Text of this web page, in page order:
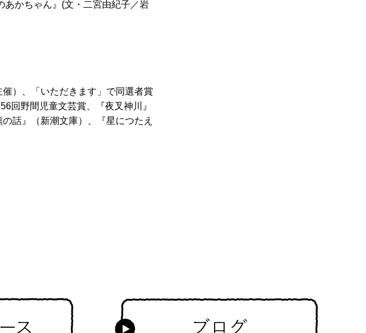
あかちゃん』(文・二宮由紀子／岩
）、「いただきます」で同選者賞
回野間児童文芸賞、『夜叉神川』
話』（新潮文庫）、『星につたえ